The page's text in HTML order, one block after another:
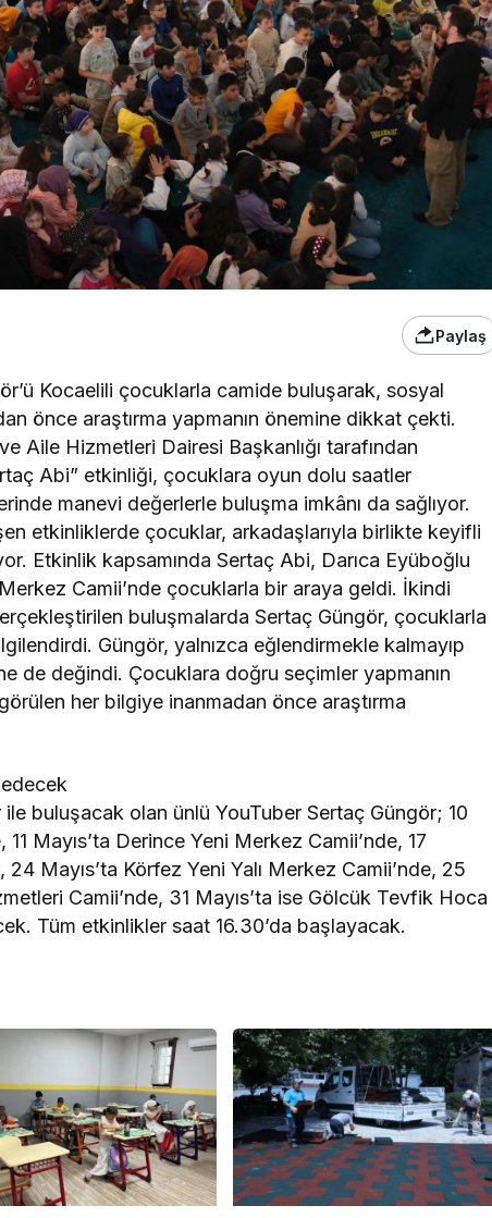
Paylaş
Kocaelili çocuklarla camide buluşarak, sosyal
önce araştırma yapmanın önemine dikkat çekti.
Aile Hizmetleri Dairesi Başkanlığı tarafından
Abi” etkinliği, çocuklara oyun dolu saatler
manevi değerlerle buluşma imkânı da sağlıyor.
etkinliklerde çocuklar, arkadaşlarıyla birlikte keyifli
Etkinlik kapsamında Sertaç Abi, Darıca Eyüboğlu
Camii’nde çocuklarla bir araya geldi. İkindi
buluşmalarda Sertaç Güngör, çocuklarla
Güngör, yalnızca eğlendirmekle kalmayıp
de değindi. Çocuklara doğru seçimler yapmanın
her bilgiye inanmadan önce araştırma
buluşacak olan ünlü YouTuber Sertaç Güngör; 10
Mayıs’ta Derince Yeni Merkez Camii’nde, 17
Mayıs’ta Körfez Yeni Yalı Merkez Camii’nde, 25
Camii’nde, 31 Mayıs’ta ise Gölcük Tevfik Hoca
Tüm etkinlikler saat 16.30’da başlayacak.